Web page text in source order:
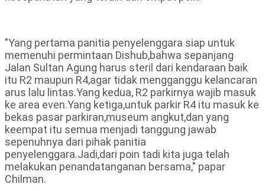
"Yang pertama panitia penyelenggara siap untuk
memenuhi permintaan Dishub,bahwa sepanjang
Jalan Sultan Agung harus steril dari kendaraan baik
itu R2 maupun R4,agar tidak mengganggu kelancaran
arus lalu lintas.Yang kedua, R2 parkirnya wajib masuk
ke area even.Yang ketiga,untuk parkir R4 itu masuk ke
bekas pasar parkiran,museum angkut,dan yang
keempat itu semua menjadi tanggung jawab
sepenuhnya dari pihak panitia
penyelenggara.Jadi,dari poin tadi kita juga telah
melakukan penandatanganan bersama," papar
Chilman.